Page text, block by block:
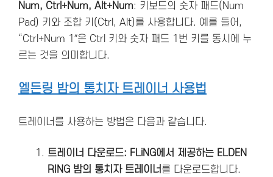
Num, Ctrl+Num, Alt+Num: 키보드의 숫자 패드(Num
Pad) 키와 조합 키(Ctrl, Alt)를 사용합니다. 예를 들어,
“Ctrl+Num 1″은 Ctrl 키와 숫자 패드 1번 키를 동시에 누
르는 것을 의미합니다.
엘든링 밤의 통치자 트레이너 사용법
트레이너를 사용하는 방법은 다음과 같습니다.
트레이너 다운로드: FLiNG에서 제공하는 ELDEN
RING 밤의 통치자 트레이너 를 다운로드합니다.